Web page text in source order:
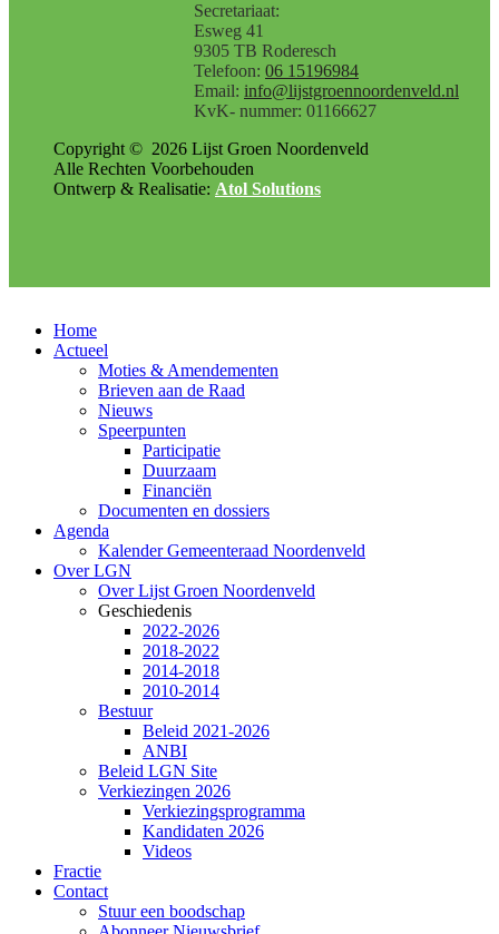
Secretariaat:
Esweg 41
9305 TB Roderesch
Telefoon: 06 15196984
Email: info@lijstgroennoordenveld.nl
KvK- nummer: 01166627
Copyright © 2026 Lijst Groen Noordenveld
Alle Rechten Voorbehouden
Ontwerp & Realisatie: Atol Solutions
Home
Actueel
Moties & Amendementen
Brieven aan de Raad
Nieuws
Speerpunten
Participatie
Duurzaam
Financiën
Documenten en dossiers
Agenda
Kalender Gemeenteraad Noordenveld
Over LGN
Over Lijst Groen Noordenveld
Geschiedenis
2022-2026
2018-2022
2014-2018
2010-2014
Bestuur
Beleid 2021-2026
ANBI
Beleid LGN Site
Verkiezingen 2026
Verkiezingsprogramma
Kandidaten 2026
Videos
Fractie
Contact
Stuur een boodschap